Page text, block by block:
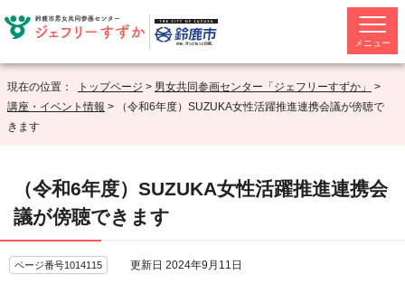
メニュー
現在の位置： トップページ > 男女共同参画センター「ジェフリーすずか」
>
講座・イベント情報 > （令和6年度）SUZUKA女性活躍推進連携会議が傍聴で
きます
（令和6年度）SUZUKA女性活躍推進連携会
議が傍聴できます
ページ番号1014115 更新日 2024年9月11日